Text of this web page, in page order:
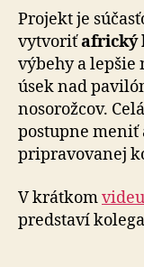
Projekt je
vytvoriťafrický
výbehy a lepšie
úsek nad
nosorožcov.
postupne meniť
pripravovanej
V krátkomvideu
predstaví